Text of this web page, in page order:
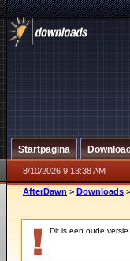
Startpagina
8/10/2026 9:13:38 AM
AfterDawn > Downloads >
Dit is een oude